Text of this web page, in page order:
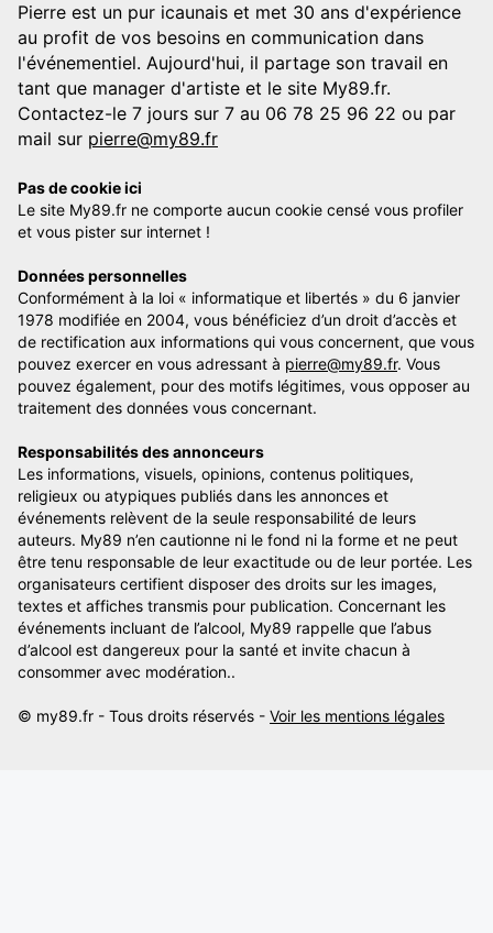
Pierre est un pur icaunais et met 30 ans d'expérience
au profit de vos besoins en communication dans
l'événementiel. Aujourd'hui, il partage son travail en
tant que manager d'artiste et le site My89.fr.
Contactez-le 7 jours sur 7 au 06 78 25 96 22 ou par
mail sur pierre@my89.fr
Pas de cookie ici
Le site My89.fr ne comporte aucun cookie censé vous profiler
et vous pister sur internet !
Données personnelles
Conformément à la loi « informatique et libertés » du 6 janvier
1978 modifiée en 2004, vous bénéficiez d’un droit d’accès et
de rectification aux informations qui vous concernent, que vous
pouvez exercer en vous adressant à pierre@my89.fr. Vous
pouvez également, pour des motifs légitimes, vous opposer au
traitement des données vous concernant.
Responsabilités des annonceurs
Les informations, visuels, opinions, contenus politiques,
religieux ou atypiques publiés dans les annonces et
événements relèvent de la seule responsabilité de leurs
auteurs. My89 n’en cautionne ni le fond ni la forme et ne peut
être tenu responsable de leur exactitude ou de leur portée. Les
organisateurs certifient disposer des droits sur les images,
textes et affiches transmis pour publication. Concernant les
événements incluant de l’alcool, My89 rappelle que l’abus
d’alcool est dangereux pour la santé et invite chacun à
consommer avec modération..
© my89.fr - Tous droits réservés - Voir les mentions légales